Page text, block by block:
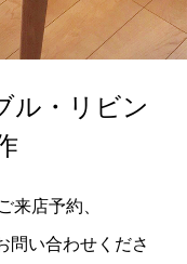
ル・リビン
来店予約、
問い合わせくださ